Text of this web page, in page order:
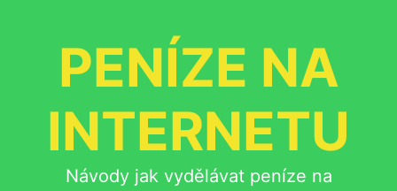
PENÍZE NA
INTERNETU
Návody jak vydělávat peníze na